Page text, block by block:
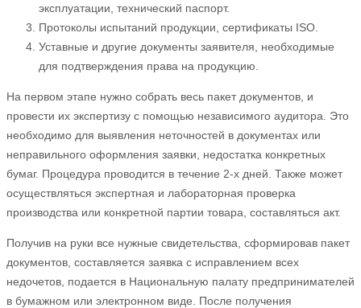
эксплуатации, технический паспорт.
Протоколы испытаний продукции, сертификаты ISO.
Уставные и другие документы заявителя, необходимые
для подтверждения права на продукцию.
На первом этапе нужно собрать весь пакет документов, и
провести их экспертизу с помощью независимого аудитора. Это
необходимо для выявления неточностей в документах или
неправильного оформления заявки, недостатка конкретных
бумаг. Процедура проводится в течение 2-х дней. Также может
осуществляться экспертная и лабораторная проверка
производства или конкретной партии товара, составляться акт.
Получив на руки все нужные свидетельства, сформировав пакет
документов, составляется заявка с исправлением всех
недочетов, подается в Национальную палату предпринимателей
в бумажном или электронном виде. После получения